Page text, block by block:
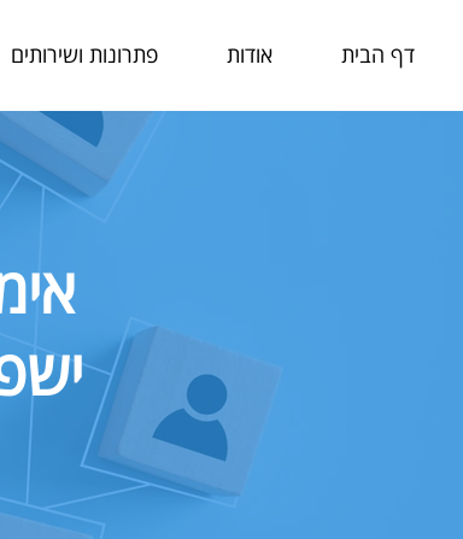
דף הבית אודות פתרונות ושירותים